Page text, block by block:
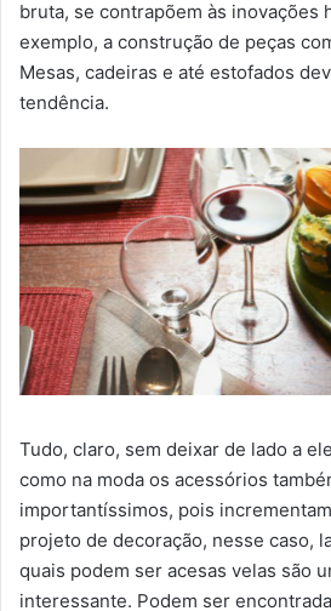
bruta, se contrapõem às inovações
exemplo, a construção de peças
Mesas, cadeiras e até estofados
tendência.
Tudo, claro, sem deixar de lado a
como na moda os acessórios
importantíssimos, pois
projeto de decoração, nesse caso,
quais podem ser acesas velas são
interessante. Podem ser